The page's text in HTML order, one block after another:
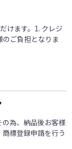
けます。1. クレジ
ご負担となりま
為、納品後お客様
標登録申請を行う